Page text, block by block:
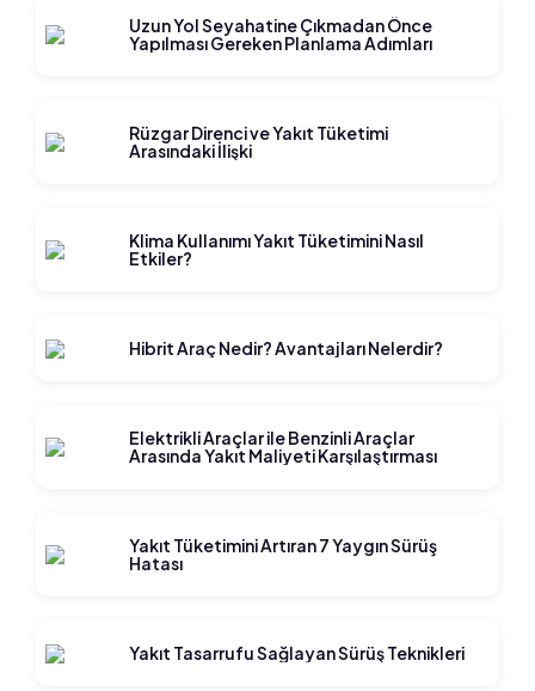
Uzun Yol Seyahatine Çıkmadan Önce
Yapılması Gereken Planlama Adımları
Rüzgar Direnci ve Yakıt Tüketimi
Arasındaki İlişki
Klima Kullanımı Yakıt Tüketimini Nasıl
Etkiler?
Hibrit Araç Nedir? Avantajları Nelerdir?
Elektrikli Araçlar ile Benzinli Araçlar
Arasında Yakıt Maliyeti Karşılaştırması
Yakıt Tüketimini Artıran 7 Yaygın Sürüş
Hatası
Yakıt Tasarrufu Sağlayan Sürüş Teknikleri